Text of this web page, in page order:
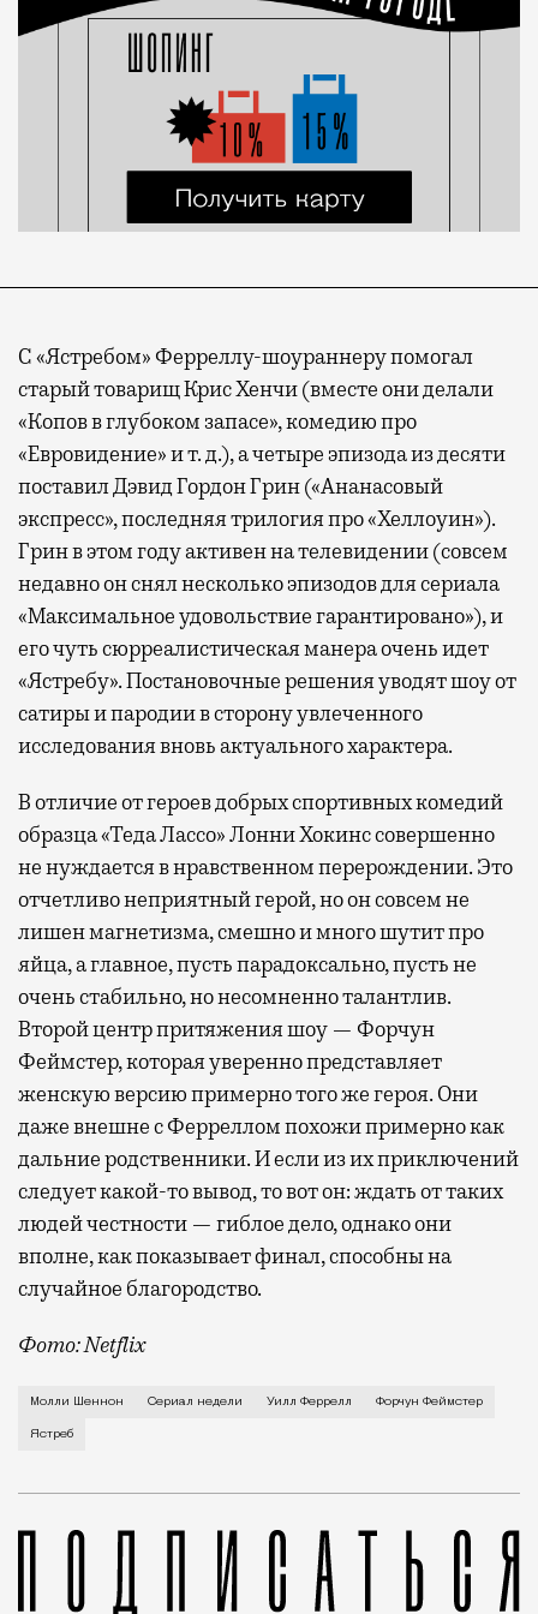
С «Ястребом» Ферреллу-шоураннеру помогал
старый товарищ Крис Хенчи (вместе они делали
«Копов в глубоком запасе», комедию про
«Евровидение» и т. д.), а четыре эпизода из десяти
поставил Дэвид Гордон Грин («Ананасовый
экспресс», последняя трилогия про «Хеллоуин»).
Грин в этом году активен на телевидении (совсем
недавно он снял несколько эпизодов для сериала
«Максимальное удовольствие гарантировано»), и
его чуть сюрреалистическая манера очень идет
«Ястребу». Постановочные решения уводят шоу от
сатиры и пародии в сторону увлеченного
исследования вновь актуального характера.
В отличие от героев добрых спортивных комедий
образца «Теда Лассо» Лонни Хокинс совершенно
не нуждается в нравственном перерождении. Это
отчетливо неприятный герой, но он совсем не
лишен магнетизма, смешно и много шутит про
яйца, а главное, пусть парадоксально, пусть не
очень стабильно, но несомненно талантлив.
Второй центр притяжения шоу — Форчун
Феймстер, которая уверенно представляет
женскую версию примерно того же героя. Они
даже внешне с Ферреллом похожи примерно как
дальние родственники. И если из их приключений
следует какой-то вывод, то вот он: ждать от таких
людей честности — гиблое дело, однако они
вполне, как показывает финал, способны на
случайное благородство.
Фото: Netflix
Когда-то Лонни Хокинс (Уилл Феррелл) был
Молли Шеннон Сериал недели Уилл Феррелл Форчун Феймстер
Ястреб